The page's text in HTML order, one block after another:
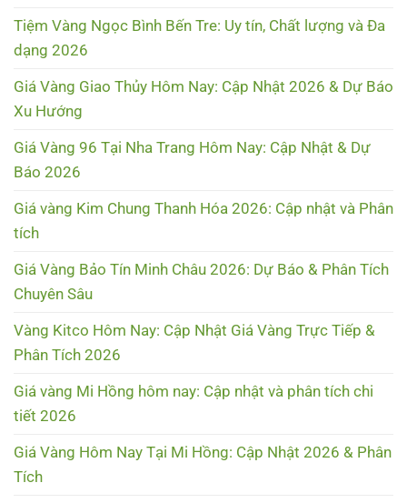
Tiệm Vàng Ngọc Bình Bến Tre: Uy tín, Chất lượng và Đa
dạng 2026
Giá Vàng Giao Thủy Hôm Nay: Cập Nhật 2026 & Dự Báo
Xu Hướng
Giá Vàng 96 Tại Nha Trang Hôm Nay: Cập Nhật & Dự
Báo 2026
Giá vàng Kim Chung Thanh Hóa 2026: Cập nhật và Phân
tích
Giá Vàng Bảo Tín Minh Châu 2026: Dự Báo & Phân Tích
Chuyên Sâu
Vàng Kitco Hôm Nay: Cập Nhật Giá Vàng Trực Tiếp &
Phân Tích 2026
Giá vàng Mi Hồng hôm nay: Cập nhật và phân tích chi
tiết 2026
Giá Vàng Hôm Nay Tại Mi Hồng: Cập Nhật 2026 & Phân
Tích